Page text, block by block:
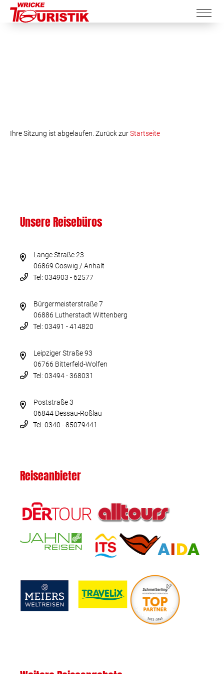
Ihre Sitzung ist abgelaufen. Zurück zurStartseite
Unsere Reisebüros
Lange Straße 23
06869 Coswig / Anhalt
Tel: 034903 - 62577
Bürgermeisterstraße 7
06886 Lutherstadt Wittenberg
Tel: 03491 - 414820
Leipziger Straße 93
06766 Bitterfeld-Wolfen
Tel: 03494 - 368031
Poststraße 3
06844 Dessau-Roßlau
Tel: 0340 - 85079441
Reiseanbieter